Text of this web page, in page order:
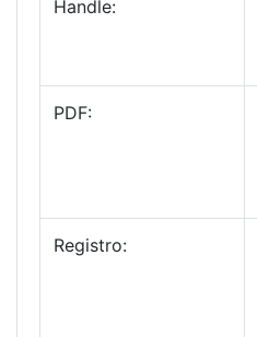
Handle:
PDF:
Registro: